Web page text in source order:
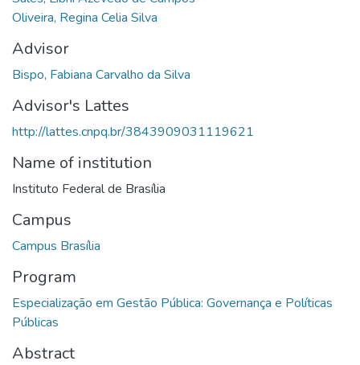
Oliveira, Regina Celia Silva
Advisor
Bispo, Fabiana Carvalho da Silva
Advisor's Lattes
http://lattes.cnpq.br/3843909031119621
Name of institution
Instituto Federal de Brasília
Campus
Campus Brasília
Program
Especialização em Gestão Pública: Governança e Políticas
Públicas
Abstract